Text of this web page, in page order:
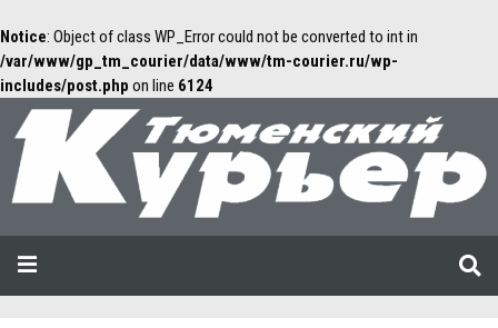
Notice: Object of class WP_Error could not be converted to int in
/var/www/gp_tm_courier/data/www/tm-courier.ru/wp-
includes/post.php on line 6124